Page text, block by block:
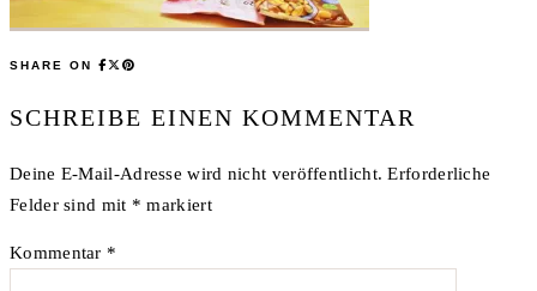
SHARE ON
SCHREIBE EINEN KOMMENTAR
Deine E-Mail-Adresse wird nicht veröffentlicht. Erforderliche
Felder sind mit * markiert
Kommentar *